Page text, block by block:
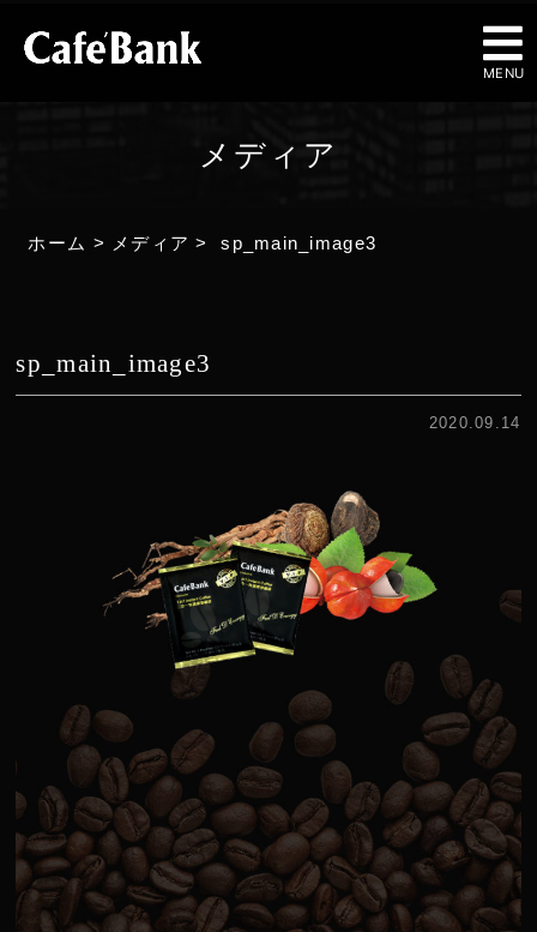
MENU
メディア
ホーム > メディア >sp_main_image3
sp_main_image3
2020.09.14